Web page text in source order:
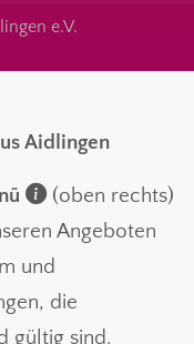
e.V.
Aidlingen
(oben rechts)
Angeboten
und
die
gültig sind.